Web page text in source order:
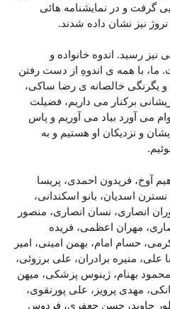
پی گرفت و در نمایشنامه هائی
نیز نشان داده شدند.
رسید. اندوه خانواده و
با همه ی اندوهِ از دست رفتن
یگرنگی خالصانه ی رضا ساکی،
برکنار می داریم، فضیلت
می آورد بیاد می آوریم و پاس
و نزدیکان او هستیم و به
آوخ، فریدون احمدی، پریسا
اسدیان، بانو اسکندانی،
انصاری، نسان انصاری، منصور
مهران اعظمی، فریده
حسام امام، بهمن امینی، امیر
علی، منیره برادران، علی برزوئی،
محمود بهنام، ژینوس پزشکی، میهن
مهدی پرویز، علی پورنقوی،
جاوید، حسن جعفری، فردوس